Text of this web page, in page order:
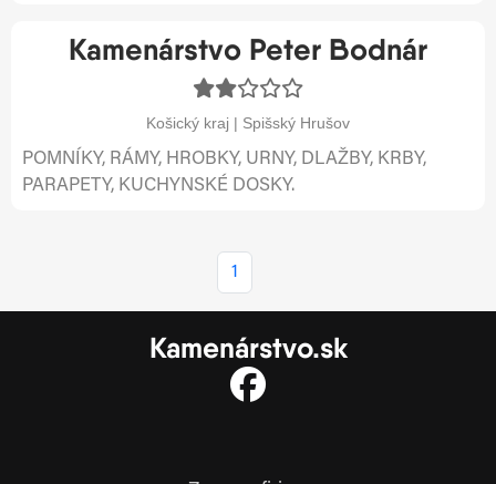
Kamenárstvo Peter Bodnár
Košický kraj | Spišský Hrušov
POMNÍKY, RÁMY, HROBKY, URNY, DLAŽBY, KRBY,
PARAPETY, KUCHYNSKÉ DOSKY.
1
Kamenárstvo.sk